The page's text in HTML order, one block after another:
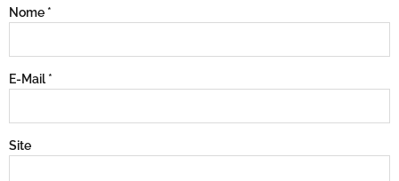
Nome *
E-Mail*
Site